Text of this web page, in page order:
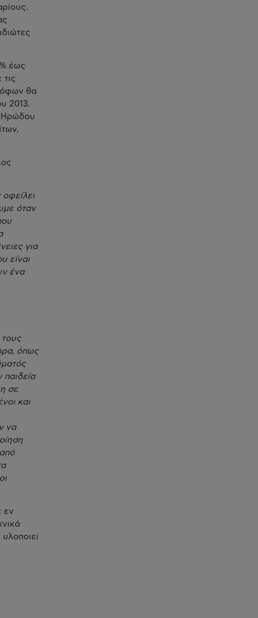
έως
θα
2013.
Ηρώδου
όταν
για
είναι
ένα
όπως
σε
και
να
εν